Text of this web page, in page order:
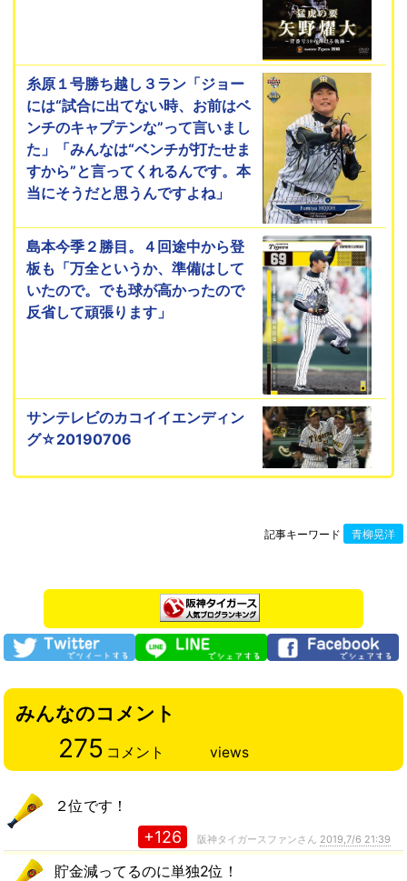
糸原１号勝ち越し３ラン「ジョー
には“試合に出てない時、お前はベ
ンチのキャプテンな”って言いまし
た」「みんなは“ベンチが打たせま
すから”と言ってくれるんです。本
当にそうだと思うんですよね」
島本今季２勝目。４回途中から登
板も「万全というか、準備はして
いたので。でも球が高かったので
反省して頑張ります」
サンテレビのカコイイエンディン
グ☆20190706
記事キーワード 青柳晃洋
みんなのコメント
275 コメント views
２位です！
+126 阪神タイガースファンさん 2019,7/6 21:39
貯金減ってるのに単独2位！